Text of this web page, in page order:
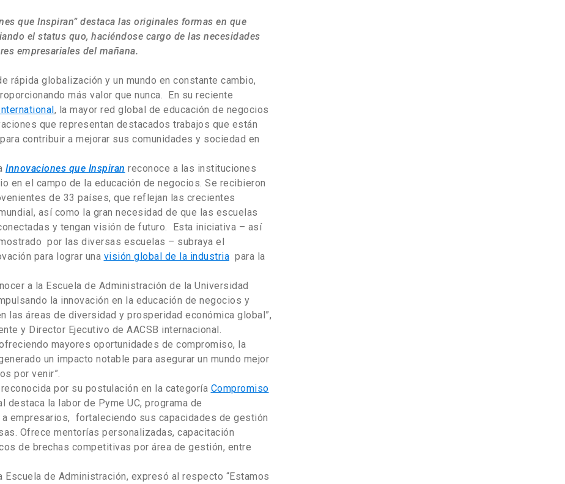
que Inspiran” destaca las originales formas en que
el status quo, haciéndose cargo de las necesidades
empresariales del mañana.
rápida globalización y un mundo en constante cambio,
más valor que nunca. En su reciente
, la mayor red global de educación de negocios
que representan destacados trabajos que están
contribuir a mejorar sus comunidades y sociedad en
Innovaciones que Inspiran reconoce a las instituciones
en el campo de la educación de negocios. Se recibieron
de 33 países, que reflejan las crecientes
así como la gran necesidad de que las escuelas
y tengan visión de futuro. Esta iniciativa – así
por las diversas escuelas – subraya el
para lograr una visión global de la industria para la
a la Escuela de Administración de la Universidad
la innovación en la educación de negocios y
las áreas de diversidad y prosperidad económica global”,
y Director Ejecutivo de AACSB internacional.
mayores oportunidades de compromiso, la
un impacto notable para asegurar un mundo mejor
por venir”.
por su postulación en la categoría Compromiso
destaca la labor de Pyme UC, programa de
empresarios, fortaleciendo sus capacidades de gestión
Ofrece mentorías personalizadas, capacitación
de brechas competitivas por área de gestión, entre
de Administración, expresó al respecto “Estamos